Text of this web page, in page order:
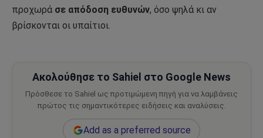
προχωρά σε απόδοση ευθυνών, όσο ψηλά κι αν
βρίσκονται οι υπαίτιοι.
Ακολούθησε το Sahiel στο Google News
Πρόσθεσε το Sahiel ως προτιμώμενη πηγή για να λαμβάνεις
πρώτος τις σημαντικότερες ειδήσεις και αναλύσεις.
Add as a preferred source